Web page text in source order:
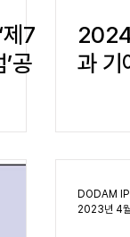
7
공
과 기
DODAM
2023년 4